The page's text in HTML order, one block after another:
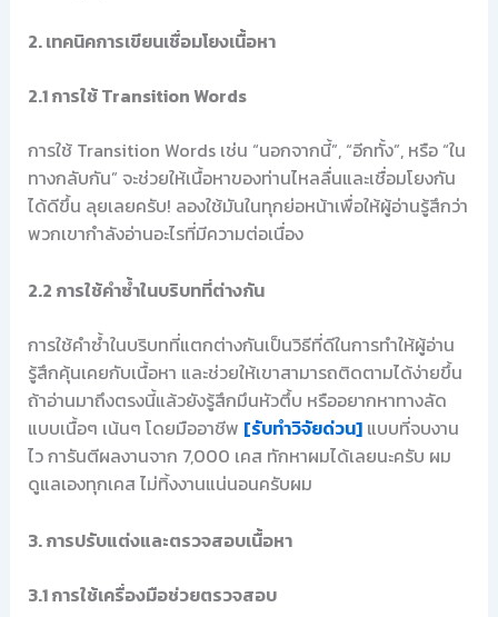
2. เทคนิคการเขียนเชื่อมโยงเนื้อหา
2.1 การใช้ Transition Words
การใช้ Transition Words เช่น “นอกจากนี้”, “อีกทั้ง”, หรือ “ใน
ทางกลับกัน” จะช่วยให้เนื้อหาของท่านไหลลื่นและเชื่อมโยงกัน
ได้ดีขึ้น ลุยเลยครับ! ลองใช้มันในทุกย่อหน้าเพื่อให้ผู้อ่านรู้สึกว่า
พวกเขากำลังอ่านอะไรที่มีความต่อเนื่อง
2.2 การใช้คำซ้ำในบริบทที่ต่างกัน
การใช้คำซ้ำในบริบทที่แตกต่างกันเป็นวิธีที่ดีในการทำให้ผู้อ่าน
รู้สึกคุ้นเคยกับเนื้อหา และช่วยให้เขาสามารถติดตามได้ง่ายขึ้น
ถ้าอ่านมาถึงตรงนี้แล้วยังรู้สึกมึนหัวตึ้บ หรืออยากหาทางลัด
แบบเนื้อๆ เน้นๆ โดยมืออาชีพ [รับทำวิจัยด่วน]แบบที่จบงาน
ไว การันตีผลงานจาก 7,000 เคส ทักหาผมได้เลยนะครับ ผม
ดูแลเองทุกเคส ไม่ทิ้งงานแน่นอนครับผม
3. การปรับแต่งและตรวจสอบเนื้อหา
3.1 การใช้เครื่องมือช่วยตรวจสอบ